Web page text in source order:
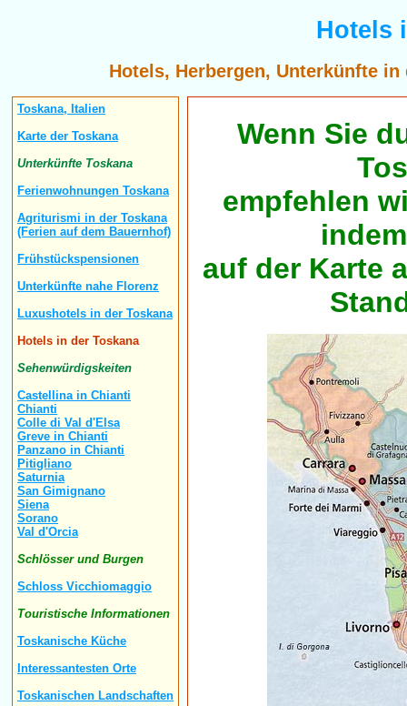
Hotels
Hotels, Herbergen, Unterkünfte
Toskana, Italien
Karte der Toskana
Unterkünfte Toskana
Ferienwohnungen Toskana
Agriturismi in der Toskana
(Ferien auf dem Bauernhof)
Frühstückspensionen
Unterkünfte nahe Florenz
Luxushotels in der Toskana
Hotels in der Toskana
Sehenwürdigskeiten
Castellina in Chianti
Chianti
Colle di Val d'Elsa
Greve in Chianti
Panzano in Chianti
Pitigliano
Saturnia
San Gimignano
Siena
Sorano
Val d'Orcia
Schlösser und Burgen
Schloss Vicchiomaggio
Touristische Informationen
Toskanische Küche
Interessantesten Orte
Toskanischen Landschaften
Wenn Sie
empfehlen
auf der Karte